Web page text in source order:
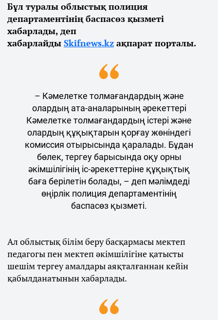
Бұл туралы облыстық полиция
департаментінің баспасөз қызметі
хабарлады, деп
хабарлайды Skifnews.kz ақпарат порталы.
– Кәмелетке толмағандардың және
олардың ата-аналарының әрекеттері
Кәмелетке толмағандардың істері және
олардың құқықтарын қорғау жөніндегі
комиссия отырысында қаралады. Бұдан
бөлек, тергеу барысында оқу орны
әкімшілігінің іс-әрекеттеріне құқықтық
баға берілетін болады, – деп мәлімдеді
өңірлік полиция департаментінің
баспасөз қызметі.
Ал облыстық білім беру басқармасы мектеп
педагогы пен мектеп әкімшілігіне қатысты
шешім тергеу амалдары аяқталғаннан кейін
қабылданатынын хабарлады.